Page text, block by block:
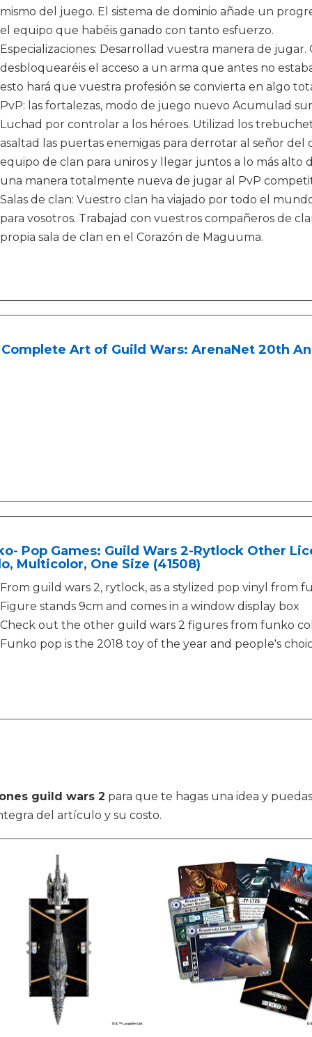
mismo del juego. El sistema de dominio añade un
el equipo que habéis ganado con tanto esfuerzo.
Especializaciones: Desarrollad vuestra manera de jugar.
desbloquearéis el acceso a un arma que antes no
esto hará que vuestra profesión se convierta en algo
PvP: las fortalezas, modo de juego nuevo Acumulad
Luchad por controlar a los héroes. Utilizad los
asaltad las puertas enemigas para derrotar al señor del
equipo de clan para uniros y llegar juntos a lo más alto
una manera totalmente nueva de jugar al PvP
Salas de clan: Vuestro clan ha viajado por todo el
para vosotros. Trabajad con vuestros compañeros de
propia sala de clan en el Corazón de Maguuma.
Art of Guild Wars: ArenaNet 20th
Pop Games: Guild Wars 2-Rytlock Other
Multicolor, One Size (41508)
From guild wars 2, rytlock, as a stylized pop vinyl from
Figure stands 9cm and comes in a window display box
Check out the other guild wars 2 figures from funko
Funko pop is the 2018 toy of the year and people's
guild wars 2 para que te hagas una idea y
del artículo y su costo.